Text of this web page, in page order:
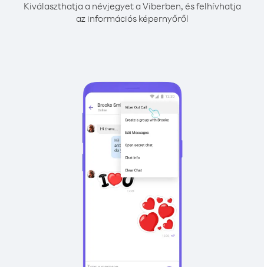
Kiválaszthatja a névjegyet a Viberben, és felhívhatja
az információs képernyőről